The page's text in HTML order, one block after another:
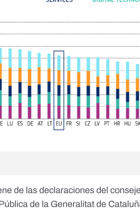
de las declaraciones del
de la Generalitat de